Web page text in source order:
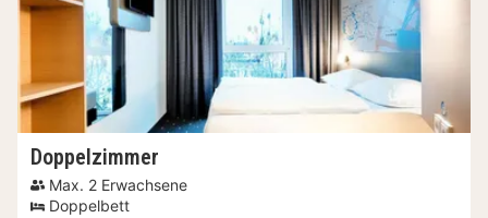
Doppelzimmer
Max. 2 Erwachsene
Doppelbett